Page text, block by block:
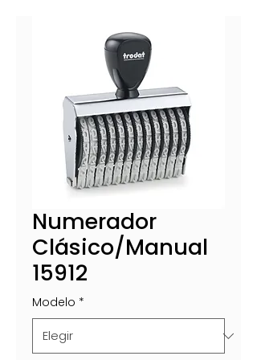
Numerador
Clásico/Manual
15912
Modelo *